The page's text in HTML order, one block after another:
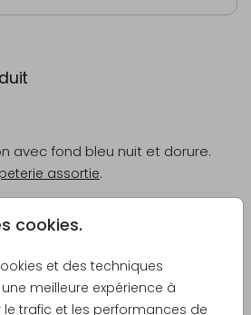
cookies.
et des techniques
meilleure expérience à
le trafic et les performances de
avec fond bleu nuit et dorure.
assortie.